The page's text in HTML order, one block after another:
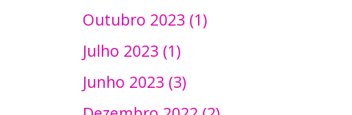
Outubro 2023 (1)
Julho 2023 (1)
Junho 2023 (3)